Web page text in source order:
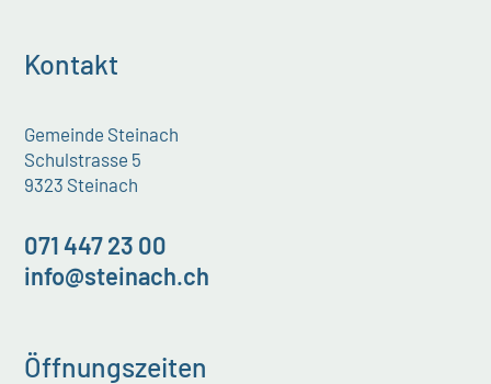
Kontakt
Gemeinde Steinach
Schulstrasse 5
9323 Steinach
071 447 23 00
info@steinach.ch
Öffnungszeiten